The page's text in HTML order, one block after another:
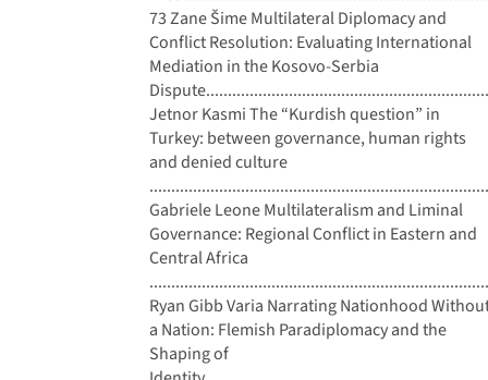
73 Zane Šime Multilateral Diplomacy and
Conflict Resolution: Evaluating International
Mediation in the Kosovo-Serbia
Jetnor Kasmi The “Kurdish question” in
Turkey: between governance, human rights
and denied culture
Gabriele Leone Multilateralism and Liminal
Governance: Regional Conflict in Eastern and
Central Africa
Ryan Gibb Varia Narrating Nationhood
a Nation: Flemish Paradiplomacy and the
Shaping of